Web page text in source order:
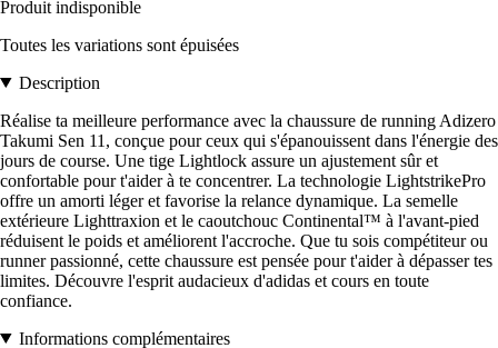
Produit indisponible
Toutes les variations sont épuisées
Description
Réalise ta meilleure performance avec la chaussure de running Adizero
Takumi Sen 11, conçue pour ceux qui s'épanouissent dans l'énergie des
jours de course. Une tige Lightlock assure un ajustement sûr et
confortable pour t'aider à te concentrer. La technologie LightstrikePro
offre un amorti léger et favorise la relance dynamique. La semelle
extérieure Lighttraxion et le caoutchouc Continental™ à l'avant-pied
réduisent le poids et améliorent l'accroche. Que tu sois compétiteur ou
runner passionné, cette chaussure est pensée pour t'aider à dépasser tes
limites. Découvre l'esprit audacieux d'adidas et cours en toute
confiance.
Informations complémentaires